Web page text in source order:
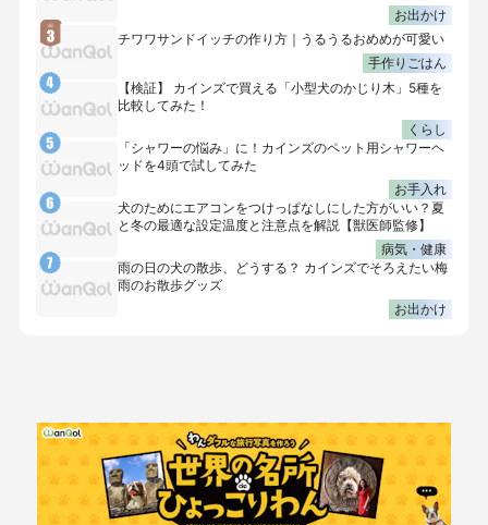
お出かけ
チワワサンドイッチの作り方｜うるうるおめめが可愛い
手作りごはん
【検証】 カインズで買える「小型犬のかじり木」5種を
比較してみた！
くらし
「シャワーの悩み」に！カインズのペット用シャワーヘ
ッドを4頭で試してみた
お手入れ
犬のためにエアコンをつけっぱなしにした方がいい？夏
と冬の最適な設定温度と注意点を解説【獣医師監修】
病気・健康
雨の日の犬の散歩、どうする？ カインズでそろえたい梅
雨のお散歩グッズ
お出かけ